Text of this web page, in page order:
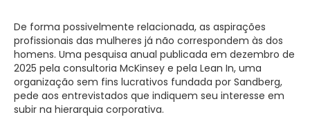
De forma possivelmente relacionada, as aspirações
profissionais das mulheres já não correspondem às dos
homens. Uma pesquisa anual publicada em dezembro de
2025 pela consultoria McKinsey e pela Lean In, uma
organização sem fins lucrativos fundada por Sandberg,
pede aos entrevistados que indiquem seu interesse em
subir na hierarquia corporativa.